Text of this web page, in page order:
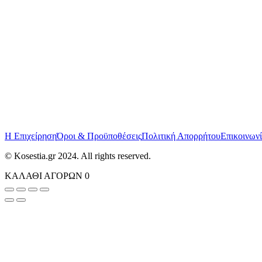
Η ΕπιχείρησηΌροι & ΠροϋποθέσειςΠολιτική Απορρήτου
© Kosestia.gr 2024. All rights reserved.
ΚΑΛΑΘΙ ΑΓΟΡΩΝ 0